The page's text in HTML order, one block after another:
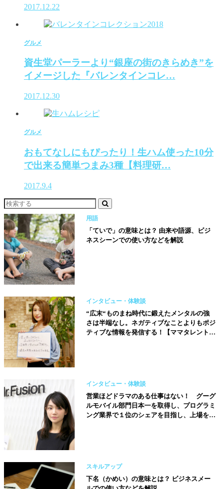
2017.12.22
グルメ
資生堂パーラーより“銀座の街のきらめき”を
イメージした『バレンタインコレ…
2017.12.30
グルメ
おもてなしにもぴったり！生ハム使った10分
で出来る簡単つまみ3種【料理研…
2017.9.4
用語
「ていで」の意味とは？ 由来や語源、ビジ
ネスシーンでの使い方などを解説
インタビュー・体験談
“広末“ものまね時代に鍛えたメンタルの強
さは半端なし。ネガティブなことよりもポジ
ティブな情報を発信する！【ママタレント、
インタビュー・体験談
営業ほどドラマのある仕事はない！ グーグ
ルモバイル部門日本一を取得し、プログラミ
ング業界で１位のシェアを目指し、上場を果
スキルアップ
下名（かめい）の意味とは？ ビジネスメー